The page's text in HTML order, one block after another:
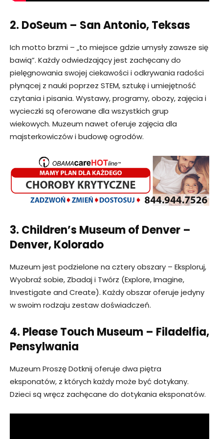
2. DoSeum – San Antonio, Teksas
Ich motto brzmi – „to miejsce gdzie umysły zawsze się
bawią”. Każdy odwiedzający jest zachęcany do
pielęgnowania swojej ciekawości i odkrywania radości
płynącej z nauki poprzez STEM, sztukę i umiejętność
czytania i pisania. Wystawy, programy, obozy, zajęcia i
wycieczki są oferowane dla wszystkich grup
wiekowych. Muzeum nawet oferuje zajęcia dla
majsterkowiczów i budowę ogrodów.
3. Children’s Museum of Denver –
Denver, Kolorado
Muzeum jest podzielone na cztery obszary – Eksploruj,
Wyobraź sobie, Zbadaj i Twórz (Explore, Imagine,
Investigate and Create). Każdy obszar oferuje jedyny
w swoim rodzaju zestaw doświadczeń.
4. Please Touch Museum – Filadelfia,
Pensylwania
Muzeum Proszę Dotknij oferuje dwa piętra
eksponatów, z których każdy może być dotykany.
Dzieci są wręcz zachęcane do dotykania eksponatów.